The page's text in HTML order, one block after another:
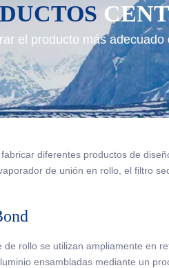
el producto más
diferentes productos de
de unión en rollo, el filtro
de rollo se utilizan ampliamente en
ensambladas mediante un